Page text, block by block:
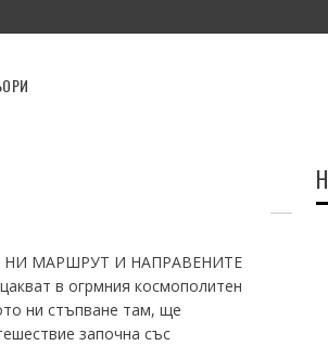
НИ МАРШРУТ И НАПРАВЕНИТЕ
в огрмния космополитен
ни стъпване там, ще
започна със